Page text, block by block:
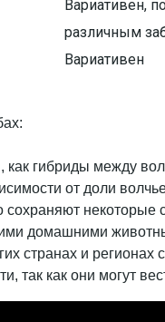
Вариативен,
различным
Вариативен
как гибриды между
от доли
сохраняют некоторые
домашними
странах и
так как они могут